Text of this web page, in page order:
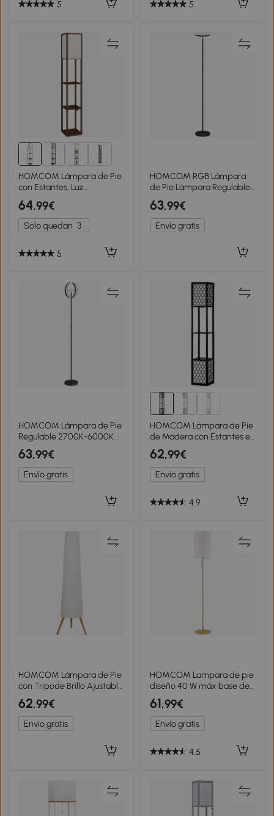
5 5
5+
HOMCOM Lámpara de Pie
con Estantes, Luz
Regulable, Interruptor de
Pedal y Puertos USB,
Marrón
64,99€
Solo quedan 3
5
HOMCOM RGB Lámpara
de Pie Lámpara Regulable
con Mando a Distancia
Control Táctil Cabezal
Giratorio 350° Negro
63,99€
Envío gratis
HOMCOM Lámpara de Pie
Regulable 2700K-6000K
con Mando a Distancia y
Doble Cabezal Giratorio
350°, Negro
63,99€
Envío gratis
HOMCOM Lámpara de Pie
de Madera con Estantes e
Interruptor de Cadena
para Salón Dormitorio
26x26x156 cm Negro y
Blanco
62,99€
Envío gratis
4.9
HOMCOM Lámpara de Pie
con Trípode Brillo Ajustable
3 Niveles Interruptor de Pie
Patas de Madera y Pantalla
de Tela Blanco
62,99€
Envío gratis
HOMCOM Lampara de pie
diseño 40 W máx base de
acero dorado pantalla de
lino Crema 25,5x25,5x157
cm dorado y Beige
61,99€
Envío gratis
4.5